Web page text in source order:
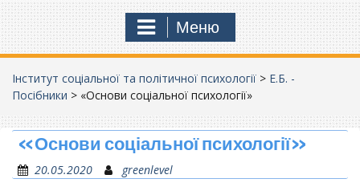
Меню
Інститут соціальної та політичної психології > Е.Б. -
Посібники > «Основи соціальної психології»
«Основи соціальної психології»
20.05.2020 greenlevel